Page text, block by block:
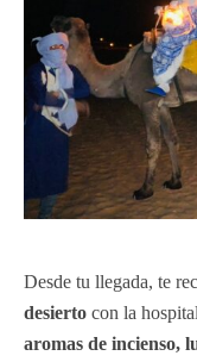
Desde tu llegada, te
desierto con la
aromas de incienso,